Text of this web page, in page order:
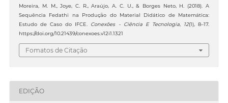
Moreira, M. M., Joye, C. R., Araújo, A. C. U., & Borges Neto, H. (2018). A
Sequência Fedathi na Produção do Material Didático de Matemática:
Estudo de Caso do IFCE. Conexões - Ciência E Tecnologia, 12(1), 8–17.
https://doi.org/10.21439/conexoes.v12i1.1321
Fomatos de Citação
EDIÇÃO